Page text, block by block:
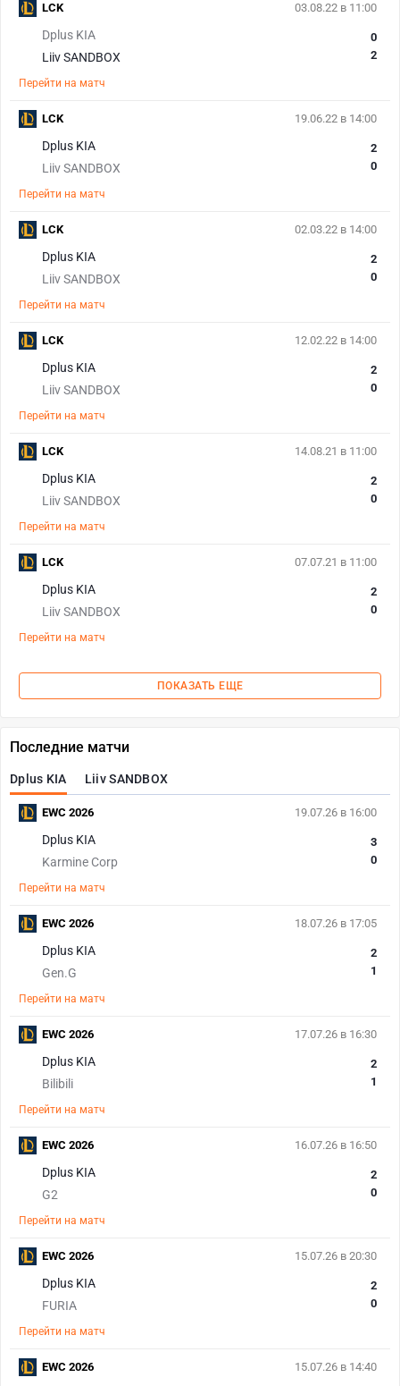
03.08.22 в 11:00
Dplus KIA
Liiv SANDBOX
0
2
Перейти на матч
LCK
19.06.22 в 14:00
Dplus KIA
Liiv SANDBOX
2
0
Перейти на матч
LCK
02.03.22 в 14:00
Dplus KIA
Liiv SANDBOX
2
0
Перейти на матч
LCK
12.02.22 в 14:00
Dplus KIA
Liiv SANDBOX
2
0
Перейти на матч
LCK
14.08.21 в 11:00
Dplus KIA
Liiv SANDBOX
2
0
Перейти на матч
LCK
07.07.21 в 11:00
Dplus KIA
Liiv SANDBOX
2
0
Перейти на матч
LCK
ПОКАЗАТЬ ЕЩЕ
Последние матчи
Dplus KIA Liiv SANDBOX
19.07.26 в 16:00
Dplus KIA
Karmine Corp
3
0
Перейти на матч
EWC 2026
18.07.26 в 17:05
Dplus KIA
Gen.G
2
1
Перейти на матч
EWC 2026
17.07.26 в 16:30
Dplus KIA
Bilibili
2
1
Перейти на матч
EWC 2026
16.07.26 в 16:50
Dplus KIA
G2
2
0
Перейти на матч
EWC 2026
15.07.26 в 20:30
Dplus KIA
FURIA
2
0
Перейти на матч
EWC 2026
15.07.26 в 14:40
EWC 2026